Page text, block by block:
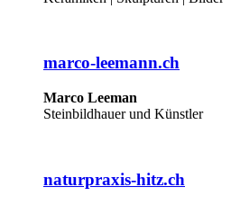
marco-leemann.ch
Marco Leeman
Steinbildhauer und Künstler
naturpraxis-hitz.ch